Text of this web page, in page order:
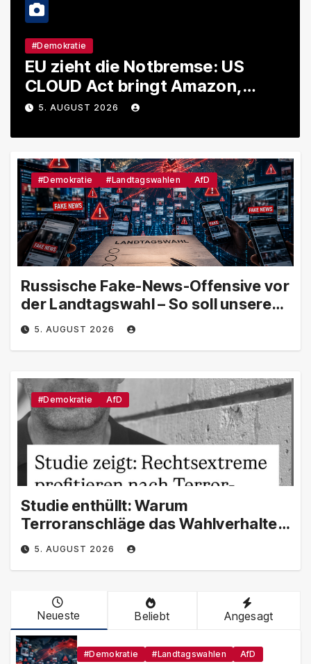
#Demokratie
EU zieht die Notbremse: US
CLOUD Act bringt Amazon,
Google und Microsoft massiv
5. AUGUST 2026
#Demokratie #Landtagswahlen AfD
Russische Fake-News-Offensive vor
der Landtagswahl – So soll unsere
Demokratie manipuliert werden
5. AUGUST 2026
#Demokratie AfD
Studie enthüllt: Warum
Terroranschläge das Wahlverhalten
verändern – und weshalb die AfD
5. AUGUST 2026
Neueste Beliebt Angesagt
#Demokratie #Landtagswahlen AfD